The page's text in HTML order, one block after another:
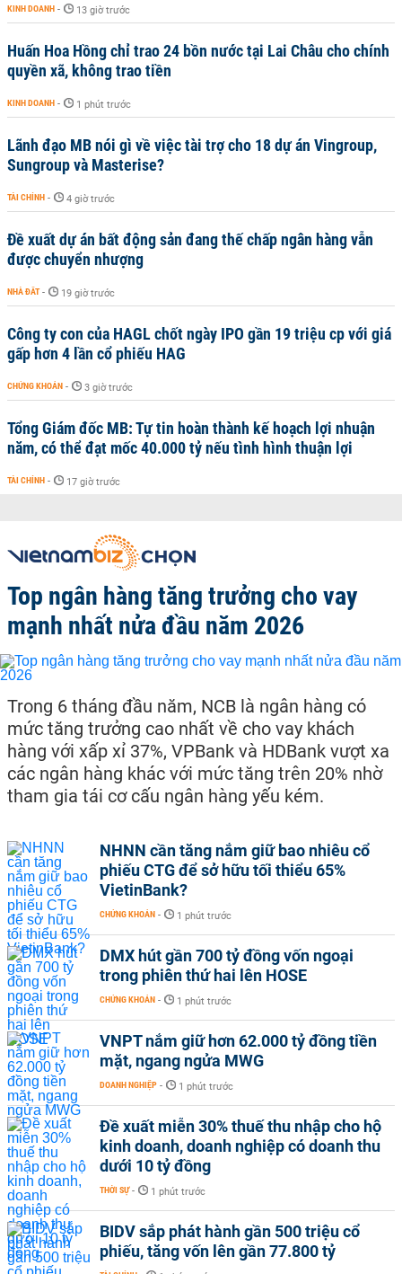
KINH DOANH - 13 giờ trước
Huấn Hoa Hồng chỉ trao 24 bồn nước tại Lai Châu cho chính
quyền xã, không trao tiền
KINH DOANH - 1 phút trước
Lãnh đạo MB nói gì về việc tài trợ cho 18 dự án Vingroup,
Sungroup và Masterise?
TÀI CHÍNH - 4 giờ trước
Đề xuất dự án bất động sản đang thế chấp ngân hàng vẫn
được chuyển nhượng
NHÀ ĐẤT - 19 giờ trước
Công ty con của HAGL chốt ngày IPO gần 19 triệu cp với giá
gấp hơn 4 lần cổ phiếu HAG
CHỨNG KHOÁN - 3 giờ trước
Tổng Giám đốc MB: Tự tin hoàn thành kế hoạch lợi nhuận
năm, có thể đạt mốc 40.000 tỷ nếu tình hình thuận lợi
TÀI CHÍNH - 17 giờ trước
Top ngân hàng tăng trưởng cho vay
mạnh nhất nửa đầu năm 2026
Trong 6 tháng đầu năm, NCB là ngân hàng có
mức tăng trưởng cao nhất về cho vay khách
hàng với xấp xỉ 37%, VPBank và HDBank vượt xa
các ngân hàng khác với mức tăng trên 20% nhờ
tham gia tái cơ cấu ngân hàng yếu kém.
NHNN cần tăng nắm giữ bao nhiêu cổ
phiếu CTG để sở hữu tối thiểu 65%
VietinBank?
CHỨNG KHOÁN - 1 phút trước
DMX hút gần 700 tỷ đồng vốn ngoại
trong phiên thứ hai lên HOSE
CHỨNG KHOÁN - 1 phút trước
VNPT nắm giữ hơn 62.000 tỷ đồng tiền
mặt, ngang ngửa MWG
DOANH NGHIỆP - 1 phút trước
Đề xuất miễn 30% thuế thu nhập cho hộ
kinh doanh, doanh nghiệp có doanh thu
dưới 10 tỷ đồng
THỜI SỰ - 1 phút trước
BIDV sắp phát hành gần 500 triệu cổ
phiếu, tăng vốn lên gần 77.800 tỷ